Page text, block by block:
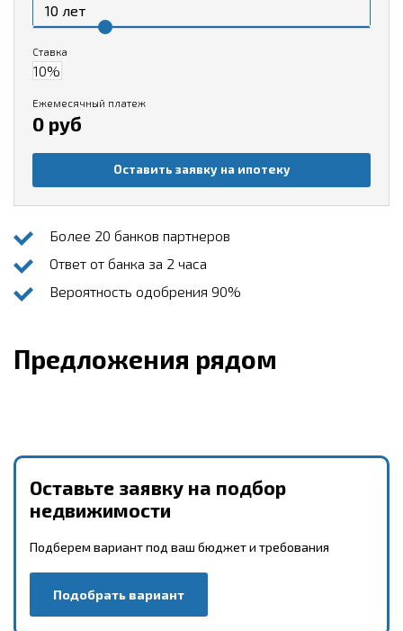
Ставка
Ежемесячный платеж
0 руб
Оставить заявку на ипотеку
Более 20 банков партнеров
Ответ от банка за 2 часа
Вероятность одобрения 90%
Предложения рядом
Оставьте заявку на подбор
недвижимости
Подберем вариант под ваш бюджет и требования
Подобрать вариант